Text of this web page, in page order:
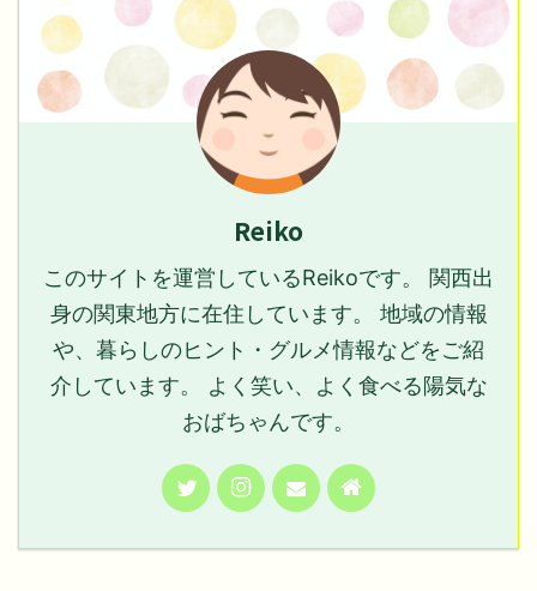
Reiko
このサイトを運営しているReikoです。 関西出
身の関東地方に在住しています。 地域の情報
や、暮らしのヒント・グルメ情報などをご紹
介しています。 よく笑い、よく食べる陽気な
おばちゃんです。